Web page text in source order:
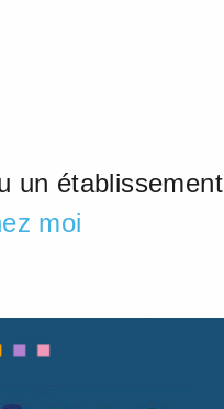
un établissement
moi